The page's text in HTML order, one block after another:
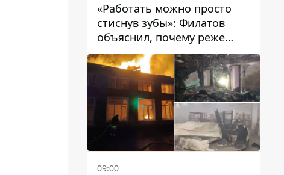
«Работать можно просто
стиснув зубы»: Филатов
объяснил, почему реже
пишет в соцсетях и
раскритиковал медийность
чиновников
09:00